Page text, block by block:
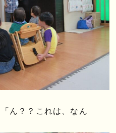
ん？？これは、なん